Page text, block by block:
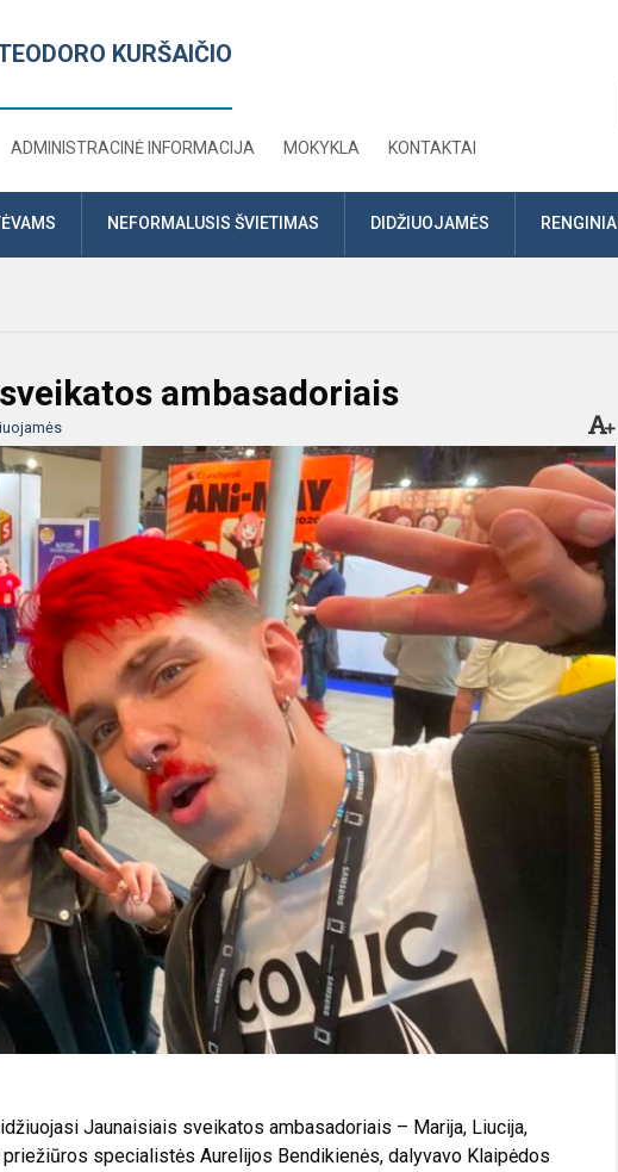
KURŠAIČIO
ADMINISTRACINĖ INFORMACIJA MOKYKLA KONTAKTAI
NEFORMALUSIS ŠVIETIMAS DIDŽIUOJAMĖS RENGINIAI
ambasadoriais
Jaunaisiais sveikatos ambasadoriais – Marija, Liucija,
specialistės Aurelijos Bendikienės, dalyvavo Klaipėdos